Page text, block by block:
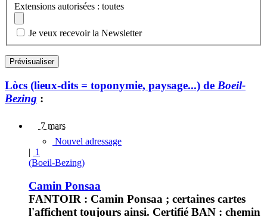
Extensions autorisées : toutes
Je veux recevoir la Newsletter
Lòcs (lieux-dits = toponymie, paysage...) de Boeil-
Bezing :
7 mars
Nouvel adressage
| 1
(Boeil-Bezing)
Camin Ponsaa
FANTOIR : Camin Ponsaa ; certaines cartes
l'affichent toujours ainsi. Certifié BAN : chemin